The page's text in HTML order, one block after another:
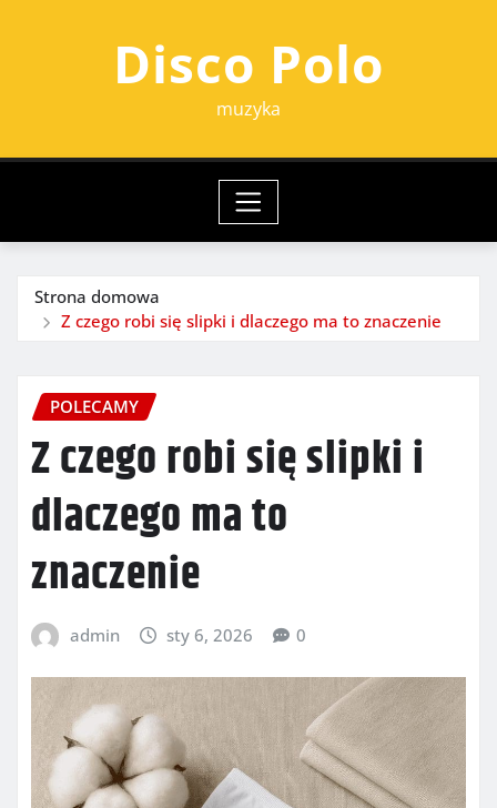
Disco Polo
muzyka
Strona domowa
Z czego robi się slipki i dlaczego ma to znaczenie
POLECAMY
Z czego robi się slipki i
dlaczego ma to
znaczenie
admin sty 6, 2026 0